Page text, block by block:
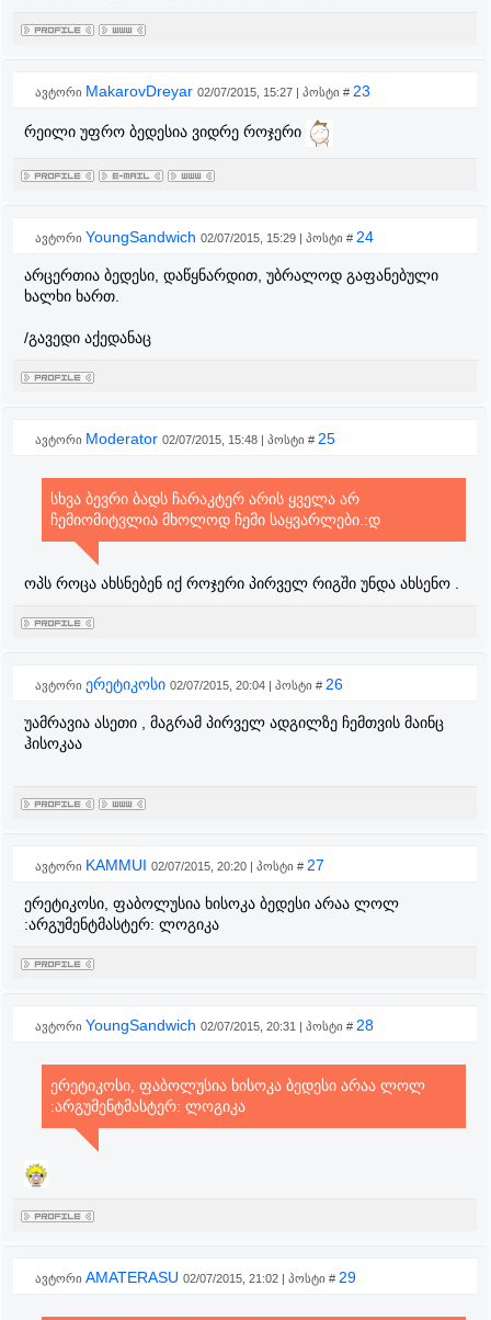
ავტორი MakarovDreyar 02/07/2015, 15:27 | პოსტი # 23
რეილი უფრო ბედესია ვიდრე როჯერი
ავტორი YoungSandwich 02/07/2015, 15:29 | პოსტი # 24
არცერთია ბედესი, დაწყნარდით, უბრალოდ გაფანებული
ხალხი ხართ.
/გავედი აქედანაც
ავტორი Moderator 02/07/2015, 15:48 | პოსტი # 25
სხვა ბევრი ბადს ჩარაკტერ არის ყველა არ
ჩემიომიტვლია მხოლოდ ჩემი საყვარლები.:დ
ოპს როცა ახსნებენ იქ როჯერი პირველ რიგში უნდა ახსენო .
ავტორი ერეტიკოსი 02/07/2015, 20:04 | პოსტი # 26
უამრავია ასეთი , მაგრამ პირველ ადგილზე ჩემთვის მაინც
ჰისოკაა
ავტორი KAMMUI 02/07/2015, 20:20 | პოსტი # 27
ერეტიკოსი, ფაბოლუსია ხისოკა ბედესი არაა ლოლ
:არგუმენტმასტერ: ლოგიკა
ავტორი YoungSandwich 02/07/2015, 20:31 | პოსტი # 28
ერეტიკოსი, ფაბოლუსია ხისოკა ბედესი არაა ლოლ
:არგუმენტმასტერ: ლოგიკა
ავტორი AMATERASU 02/07/2015, 21:02 | პოსტი # 29